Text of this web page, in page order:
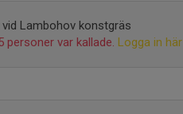
Lambohov konstgräs
personer var kallade. Logga in här